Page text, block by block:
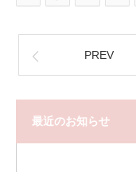
PREV
最近のお知らせ